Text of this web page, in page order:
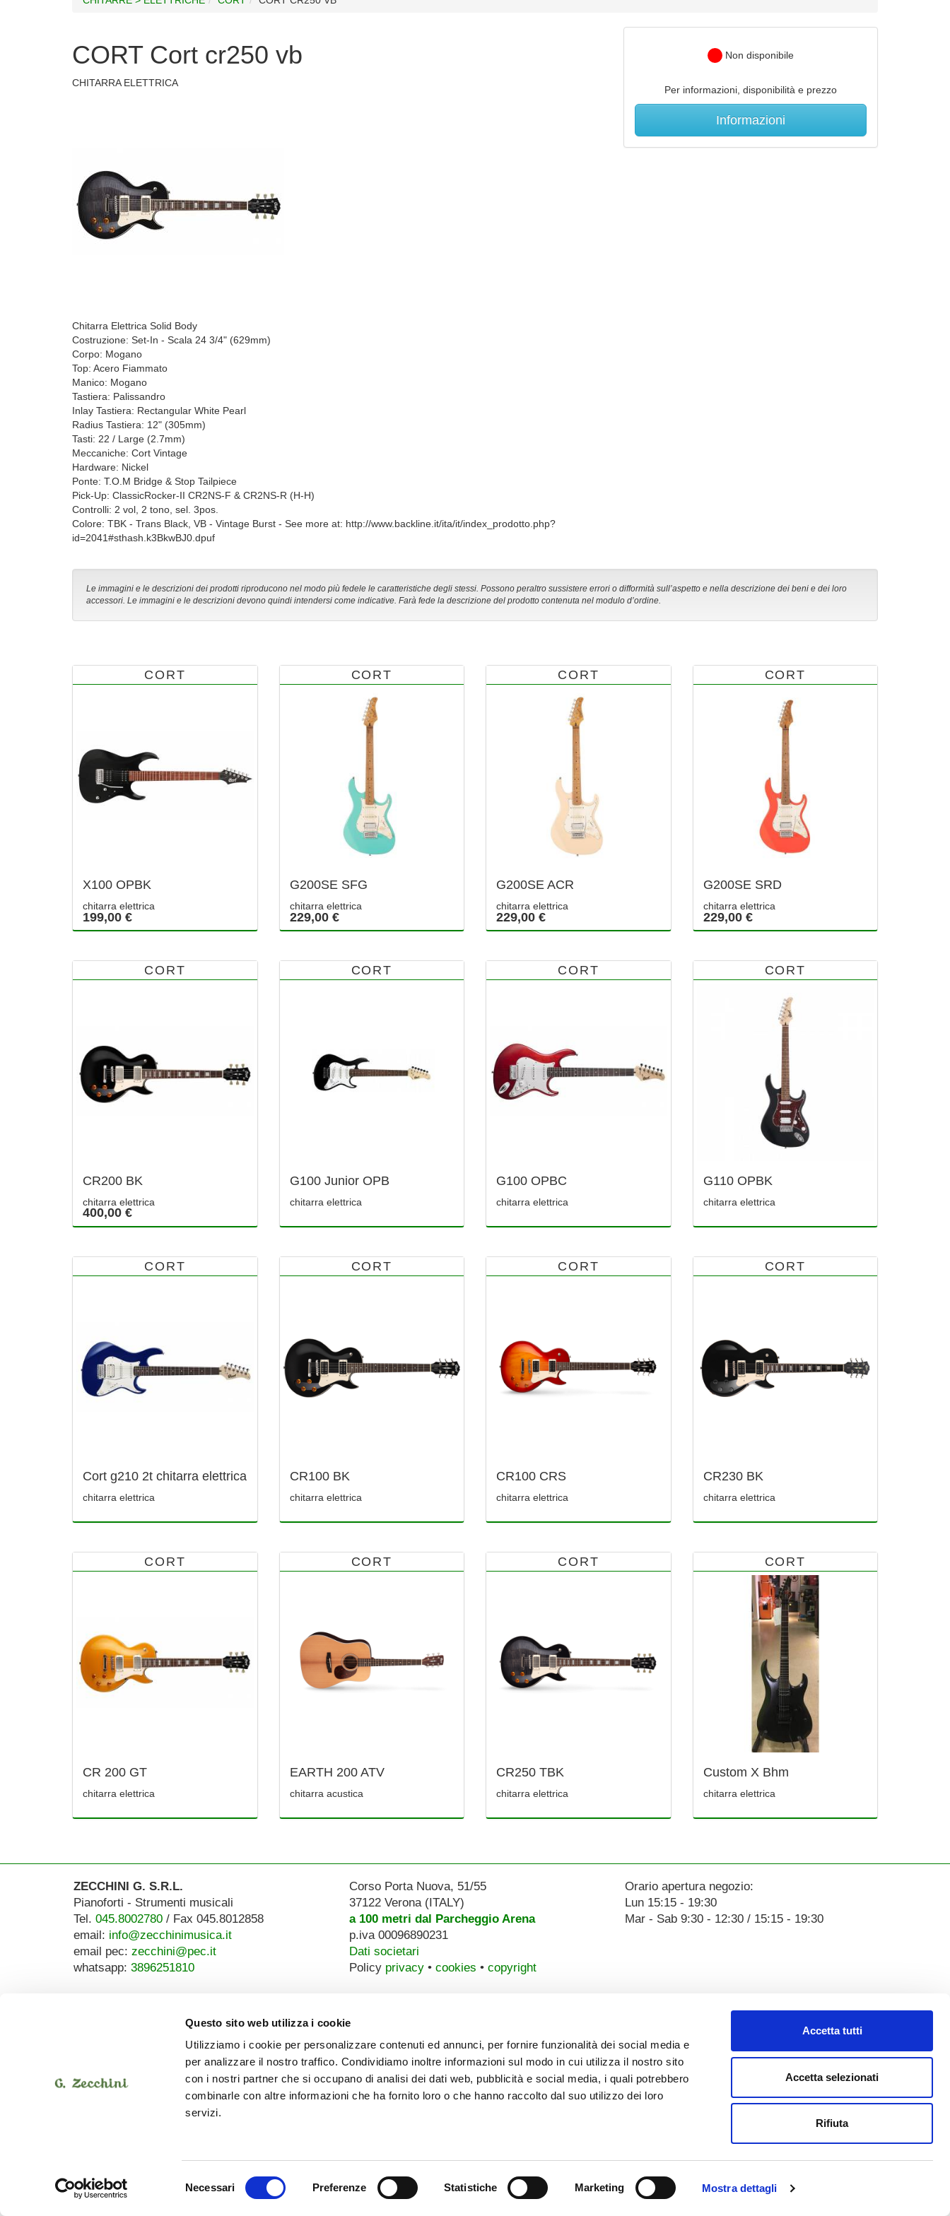
Questo sito web utilizza i cookie
Utilizziamo i cookie per personalizzare contenuti ed annunci, per fornire funzionalità dei social media e
per analizzare il nostro traffico. Condividiamo inoltre informazioni sul modo in cui utilizza il nostro sito
con i nostri partner che si occupano di analisi dei dati web, pubblicità e social media, i quali potrebbero
combinarle con altre informazioni che ha fornito loro o che hanno raccolto dal suo utilizzo dei loro
servizi.
Necessari Preferenze Statistiche Marketing Mostra dettagli
Accetta tutti
Accetta selezionati
Rifiuta
Non disponibile
Per informazioni, disponibilità e prezzo
Informazioni
CORT Cort cr250 vb
CHITARRA ELETTRICA
Chitarra Elettrica Solid Body
Costruzione: Set-In - Scala 24 3/4" (629mm)
Corpo: Mogano
Top: Acero Fiammato
Manico: Mogano
Tastiera: Palissandro
Inlay Tastiera: Rectangular White Pearl
Radius Tastiera: 12" (305mm)
Tasti: 22 / Large (2.7mm)
Meccaniche: Cort Vintage
Hardware: Nickel
Ponte: T.O.M Bridge & Stop Tailpiece
Pick-Up: ClassicRocker-II CR2NS-F & CR2NS-R (H-H)
Controlli: 2 vol, 2 tono, sel. 3pos.
Colore: TBK - Trans Black, VB - Vintage Burst - See more at: http://www.backline.it/ita/it/index_prodotto.php?
id=2041#sthash.k3BkwBJ0.dpuf
Le immagini e le descrizioni dei prodotti riproducono nel modo più fedele le caratteristiche degli stessi. Possono peraltro sussistere errori o difformità sull’aspetto e nella descrizione dei beni e dei loro
accessori. Le immagini e le descrizioni devono quindi intendersi come indicative. Farà fede la descrizione del prodotto contenuta nel modulo d’ordine.
CORT
X100 OPBK
chitarra elettrica
199,00 €
CORT
G200SE SFG
chitarra elettrica
229,00 €
CORT
G200SE ACR
chitarra elettrica
229,00 €
CORT
G200SE SRD
chitarra elettrica
229,00 €
CORT
CR200 BK
chitarra elettrica
400,00 €
CORT
G100 Junior OPB
chitarra elettrica
CORT
G100 OPBC
chitarra elettrica
CORT
G110 OPBK
chitarra elettrica
CORT
Cort g210 2t chitarra elettrica
chitarra elettrica
CORT
CR100 BK
chitarra elettrica
CORT
CR100 CRS
chitarra elettrica
CORT
CR230 BK
chitarra elettrica
CORT
CR 200 GT
chitarra elettrica
CORT
EARTH 200 ATV
chitarra acustica
CORT
CR250 TBK
chitarra elettrica
CORT
Custom X Bhm
chitarra elettrica
ZECCHINI G. S.R.L.
Pianoforti - Strumenti musicali
Tel. 045.8002780/ Fax 045.8012858
email: info@zecchinimusica.it
email pec: zecchini@pec.it
whatsapp: 3896251810
Corso Porta Nuova, 51/55
37122 Verona (ITALY)
a 100 metri dal Parcheggio Arena
p.iva 00096890231
Dati societari
Policy privacy• cookies • copyright
Orario apertura negozio:
Lun 15:15 - 19:30
Mar - Sab 9:30 - 12:30 / 15:15 - 19:30